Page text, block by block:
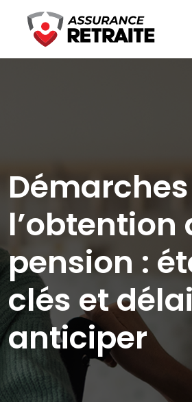
l’obtention
pension :
clés et
anticiper